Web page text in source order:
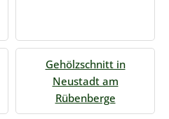
Gehölzschnitt in
Neustadt am
Rübenberge